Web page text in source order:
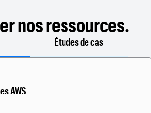
nos ressources.
Études de cas
AWS